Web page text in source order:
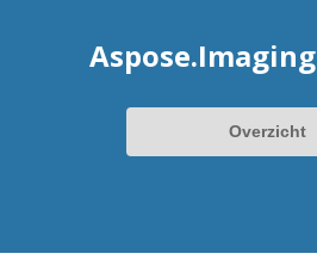
Aspose.Imaging
Overzicht